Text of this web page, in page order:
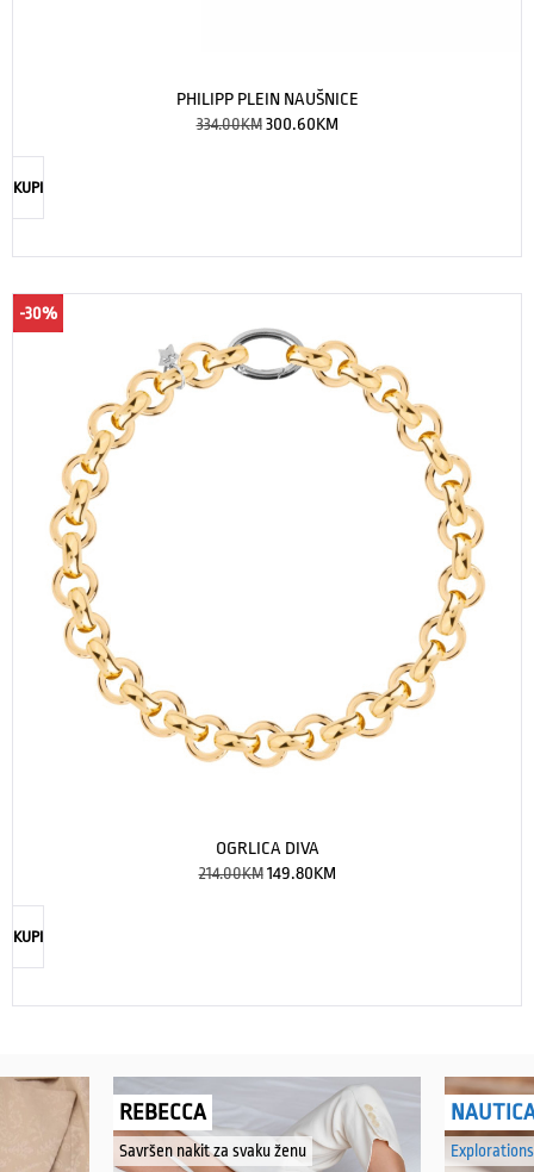
PHILIPP PLEIN NAUŠNICE
334.00KM 300.60KM
KUPI
-30%
OGRLICA DIVA
214.00KM 149.80KM
KUPI
REBECCA
Savršen nakit za svaku ženu